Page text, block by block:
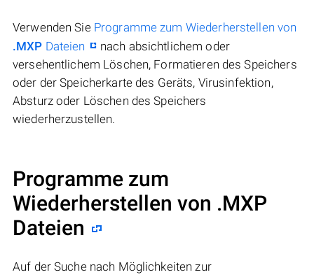
Verwenden Sie Programme zum Wiederherstellen von
.MXP Dateien
nach absichtlichem oder
versehentlichem Löschen, Formatieren des Speichers
oder der Speicherkarte des Geräts, Virusinfektion,
Absturz oder Löschen des Speichers
wiederherzustellen.
Programme zum
Wiederherstellen von .MXP
Dateien
Auf der Suche nach Möglichkeiten zur